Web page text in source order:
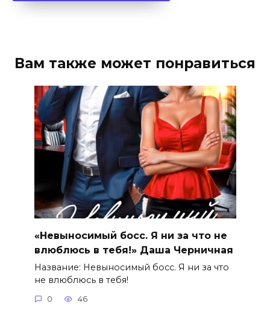
Вам также может понравиться
«Невыносимый босс. Я ни за что не
влюблюсь в тебя!» Даша Черничная
Название: Невыносимый босс. Я ни за что
не влюблюсь в тебя!
0 46